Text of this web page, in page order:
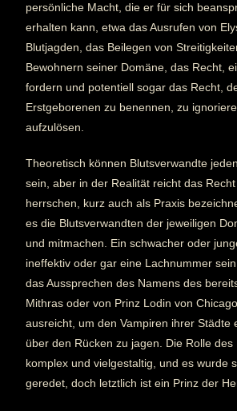
persönliche Macht, die er für sich
erhalten kann, etwa das Ausrufen von
Blutjagden, das Beilegen von
Bewohnern seiner Domäne, das Recht,
fordern und potentiell sogar das Recht,
Erstgeborenen zu benennen, zu
aufzulösen.
Theoretisch können Blutsverwandte
sein, aber in der Realität reicht das
herrschen, kurz auch als Praxis
es die Blutsverwandten der jeweiligen
und mitmachen. Ein schwacher oder
ineffektiv oder gar eine Lachnummer
das Aussprechen des Namens des
Mithras oder von Prinz Lodin von
ausreicht, um den Vampiren ihrer Städte
über den Rücken zu jagen. Die Rolle des
komplex und vielgestaltig, und es wurde
geredet, doch letztlich ist ein Prinz der